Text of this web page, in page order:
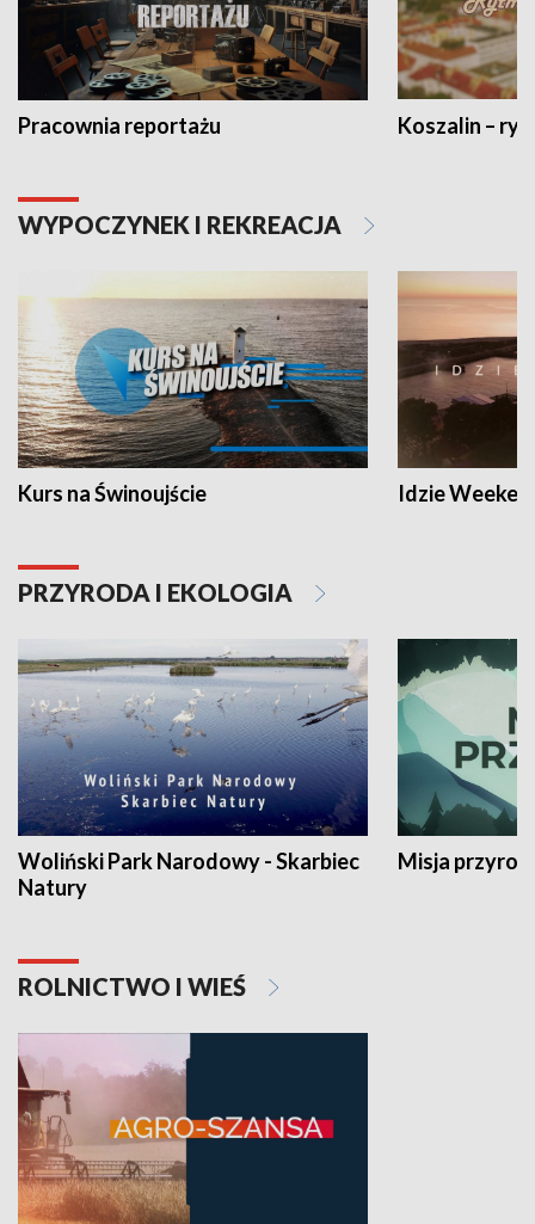
Pracownia reportażu Koszalin –
WYPOCZYNEK I REKREACJA
Kurs na Świnoujście Idzie
PRZYRODA I EKOLOGIA
Woliński Park Narodowy - Skarbiec
Natury
Misja
ROLNICTWO I WIEŚ